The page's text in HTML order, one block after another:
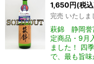
1,650円(税
完売 いたしま
萩錦 静岡
定商品・9月
ました！ 四
で、最も旨